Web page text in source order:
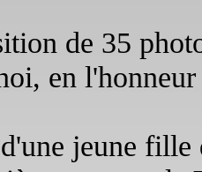
de 35
en
jeune